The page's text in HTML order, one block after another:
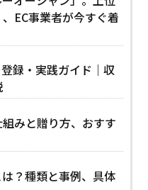
EC事業者が今すぐ着
録・実践ガイド｜収
みと贈り方、おすす
？種類と事例、具体